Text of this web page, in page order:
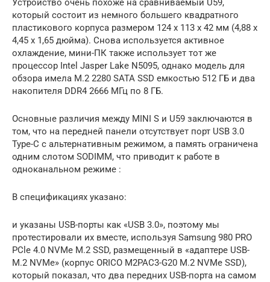
Устройство очень похоже на сравниваемый U59,
который состоит из немного большего квадратного
пластикового корпуса размером 124 x 113 x 42 мм (4,88 x
4,45 x 1,65 дюйма). Снова используется активное
охлаждение, мини-ПК также использует тот же
процессор Intel Jasper Lake N5095, однако модель для
обзора имела M.2 2280 SATA SSD емкостью 512 ГБ и два
накопителя DDR4 2666 МГц по 8 ГБ.
Основные различия между MINI S и U59 заключаются в
том, что на передней панели отсутствует порт USB 3.0
Type-C с альтернативным режимом, а память ограничена
одним слотом SODIMM, что приводит к работе в
одноканальном режиме :
В спецификациях указано:
и указаны USB-порты как «USB 3.0», поэтому мы
протестировали их вместе, используя Samsung 980 PRO
PCle 4.0 NVMe M.2 SSD, размещенный в «адаптере USB-
M.2 NVMe» (корпус ORICO M2PAC3-G20 M.2 NVMe SSD),
который показал, что два передних USB-порта на самом